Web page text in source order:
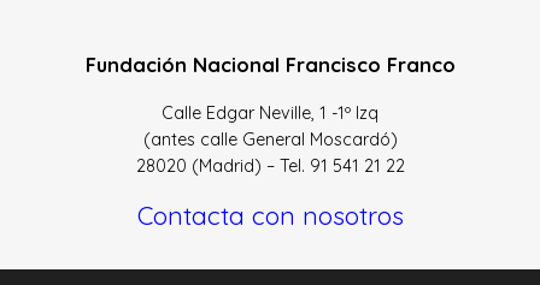
Fundación Nacional Francisco Franco
Calle Edgar Neville, 1 -1º Izq
(antes calle General Moscardó)
28020 (Madrid) – Tel. 91 541 21 22
Contacta con nosotros